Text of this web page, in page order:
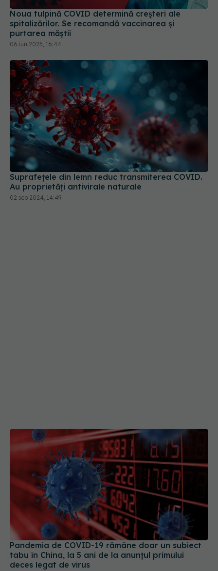
Noua tulpină COVID determină creșteri ale
spitalizărilor. Se recomandă vaccinarea și
purtarea măștii
06 iun 2025, 16:44
Suprafețele din lemn reduc transmiterea COVID.
Au proprietăți antivirale naturale
02 sep 2024, 14:49
Pandemia de COVID-19 rămâne doar un subiect
tabu în China, la 5 ani de la anunțul primului
deces legat de virus